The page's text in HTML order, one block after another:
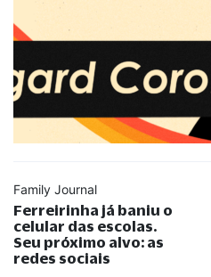
Family Journal
Ferreirinha já baniu o
celular das escolas.
Seu próximo alvo: as
redes sociais